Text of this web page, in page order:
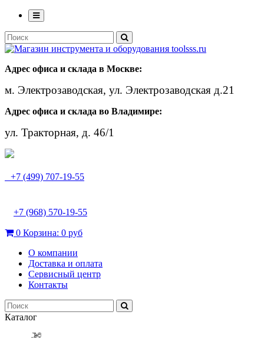
Адрес офиса и склада в Москве:
м. Электрозаводская, ул. Электрозаводская д.21
Адрес офиса и склада во Владимире:
ул. Тракторная, д. 46/1
+7 (499) 707-19-55
+7 (968) 570-19-55
0 Корзина: 0 руб
О компании
Доставка и оплата
Сервисный центр
Контакты
Каталог